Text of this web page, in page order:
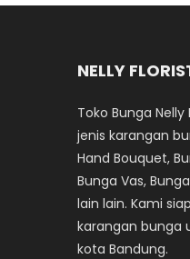
NELLY
Toko Bunga
jenis karangan
Hand Bouquet,
Bunga Vas,
lain lain. Kami
karangan bunga
kota Bandung.